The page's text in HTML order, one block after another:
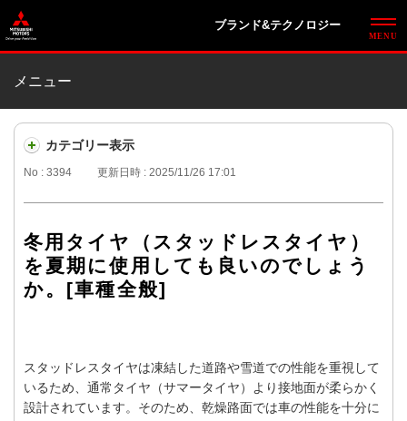
ブランド&テクノロジー
メニュー
カテゴリー表示
No : 3394 更新日時 : 2025/11/26 17:01
冬用タイヤ（スタッドレスタイヤ）
を夏期に使用しても良いのでしょう
か。[車種全般]
スタッドレスタイヤは凍結した道路や雪道での性能を重視して
いるため、通常タイヤ（サマータイヤ）より接地面が柔らかく
設計されています。そのため、乾燥路面では車の性能を十分に